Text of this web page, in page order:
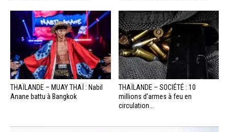
THAÏLANDE – MUAY THAÏ : Nabil
Anane battu à Bangkok
THAÏLANDE – SOCIÉTÉ : 10
millions d’armes à feu en
circulation...